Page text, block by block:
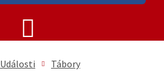
Události
Tábory